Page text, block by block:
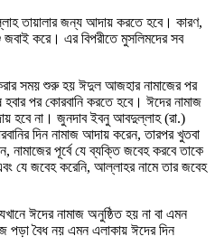
তায়ালার জন্য আদায় করতে হবে। কারণ,
জবাই করে। এর বিপরীতে মুসলিমদের সব
সময় শুরু হয় ঈদুল আজহার নামাজের পর
পর কোরবানি করতে হবে। ঈদের নামাজ
হবে না। জুনদাব ইবনু আবদুল্লাহ (রা.)
দিন নামাজ আদায় করেন, তারপর খুতবা
নামাজের পূর্বে যে ব্যক্তি জবেহ করবে তাকে
যে জবেহ করেনি, আল্লাহর নামে তার জবেহ
ঈদের নামাজ অনুষ্ঠিত হয় না বা এমন
পড়া বৈধ নয় এমন এলাকায় ঈদের দিন